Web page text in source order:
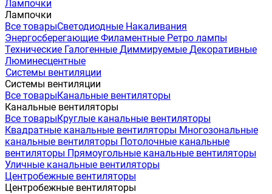
Лампочки
Лампочки
Все товарыСветодиодные Накаливания
Энергосберегающие Филаментные Ретро лампы
Технические Галогенные Диммируемые Декоративные
Люминесцентные
Системы вентиляции
Системы вентиляции
Все товарыКанальные вентиляторы
Канальные вентиляторы
Все товарыКруглые канальные вентиляторы
Квадратные канальные вентиляторы Многозональные
канальные вентиляторы Потолочные канальные
вентиляторы Прямоугольные канальные вентиляторы
Уличные канальные вентиляторы
Центробежные вентиляторы
Центробежные вентиляторы